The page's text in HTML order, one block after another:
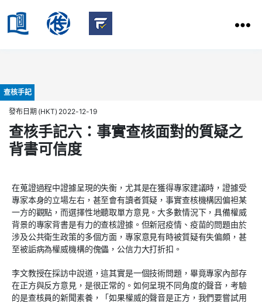
HKBU
of
Communication
Categories
查核手記
發布日期 (HKT) 2022-12-19
查核手記六：事實查核面對的質疑之
背書可信度
在蒐證過程中證據呈現的失衡，尤其是在獲得專家建議時，證據受
專家本身的立場左右，甚至會有讀者質疑，事實查核機構因偏袒某
一方的觀點，而選擇性地聽取單方意見。大多數情況下，具備權威
背景的專家背書是有力的查核證據。但新冠疫情、疫苗的問題由於
涉及公共衛生政策的多個方面，專家意見有時被質疑有失偏頗，甚
至被詬病為權威機構的傀儡，公信力大打折扣。
李文教授在採訪中說道，這其實是一個技術問題，畢竟專家內部存
在正方與反方意見，是很正常的。如何呈現不同角度的聲音，考驗
的是查核員的新聞素養，「如果權威的聲音是正方，我們要嘗試用